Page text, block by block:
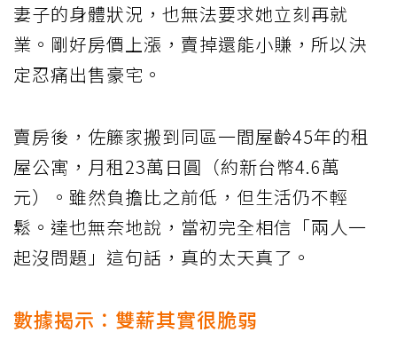
妻子的身體狀況，也無法要求她立刻再就
業。剛好房價上漲，賣掉還能小賺，所以決
定忍痛出售豪宅。
賣房後，佐籐家搬到同區一間屋齡45年的租
屋公寓，月租23萬日圓（約新台幣4.6萬
元）。雖然負擔比之前低，但生活仍不輕
鬆。達也無奈地說，當初完全相信「兩人一
起沒問題」這句話，真的太天真了。
數據揭示：雙薪其實很脆弱